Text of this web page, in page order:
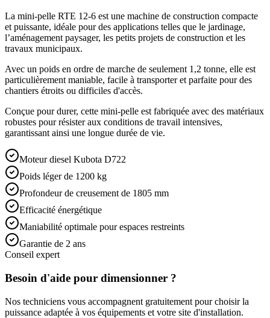
La mini-pelle RTE 12-6 est une machine de construction compacte
et puissante, idéale pour des applications telles que le jardinage,
l’aménagement paysager, les petits projets de construction et les
travaux municipaux.
Avec un poids en ordre de marche de seulement 1,2 tonne, elle est
particulièrement maniable, facile à transporter et parfaite pour des
chantiers étroits ou difficiles d'accès.
Conçue pour durer, cette mini-pelle est fabriquée avec des matériaux
robustes pour résister aux conditions de travail intensives,
garantissant ainsi une longue durée de vie.
Moteur diesel Kubota D722
Poids léger de 1200 kg
Profondeur de creusement de 1805 mm
Efficacité énergétique
Maniabilité optimale pour espaces restreints
Garantie de 2 ans
Conseil expert
Besoin d'aide pour dimensionner ?
Nos techniciens vous accompagnent gratuitement pour choisir la
puissance adaptée à vos équipements et votre site d'installation.